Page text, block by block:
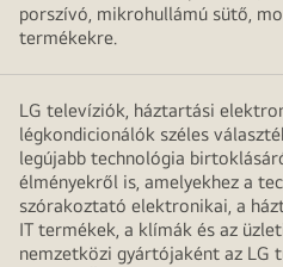
porszívó, mikrohullámú sütő,
termékekre.
LG televíziók, háztartási
légkondicionálók széles
legújabb technológia
élményekről is, amelyekhez a
szórakoztató elektronikai, a
IT termékek, a klímák és az
nemzetközi gyártójaként az LG